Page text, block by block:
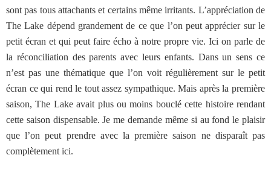
sont pas tous attachants et certains même irritants. L’appréciation de
The Lake dépend grandement de ce que l’on peut apprécier sur le
petit écran et qui peut faire écho à notre propre vie. Ici on parle de
la réconciliation des parents avec leurs enfants. Dans un sens ce
n’est pas une thématique que l’on voit régulièrement sur le petit
écran ce qui rend le tout assez sympathique. Mais après la première
saison, The Lake avait plus ou moins bouclé cette histoire rendant
cette saison dispensable. Je me demande même si au fond le plaisir
que l’on peut prendre avec la première saison ne disparaît pas
complètement ici.